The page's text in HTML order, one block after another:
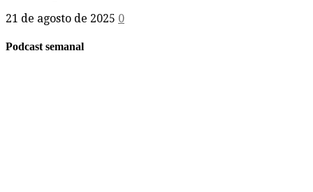
21 de agosto de 2025 0
Podcast semanal